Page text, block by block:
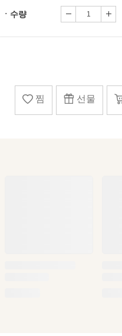
ㆍ수량
찜 선물